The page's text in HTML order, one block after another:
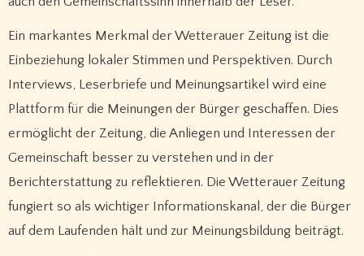
Ein markantes Merkmal der Wetterauer Zeitung ist die
Einbeziehung lokaler Stimmen und Perspektiven. Durch
Interviews, Leserbriefe und Meinungsartikel wird eine
Plattform für die Meinungen der Bürger geschaffen. Dies
ermöglicht der Zeitung, die Anliegen und Interessen der
Gemeinschaft besser zu verstehen und in der
Berichterstattung zu reflektieren. Die Wetterauer Zeitung
fungiert so als wichtiger Informationskanal, der die Bürger
auf dem Laufenden hält und zur Meinungsbildung beiträgt.